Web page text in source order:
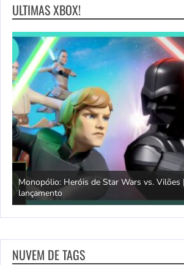
ULTIMAS XBOX!
Monopólio: Heróis de Star Wars vs. Vilões
lançamento
NUVEM DE TAGS